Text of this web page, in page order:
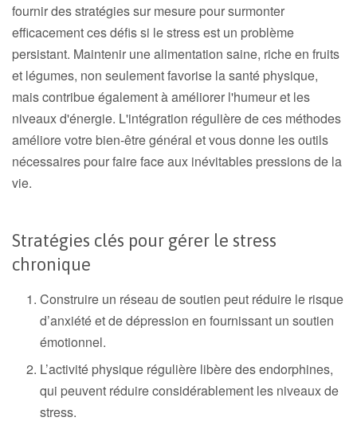
fournir des stratégies sur mesure pour surmonter
efficacement ces défis si le stress est un problème
persistant. Maintenir une alimentation saine, riche en fruits
et légumes, non seulement favorise la santé physique,
mais contribue également à améliorer l'humeur et les
niveaux d'énergie. L'intégration régulière de ces méthodes
améliore votre bien-être général et vous donne les outils
nécessaires pour faire face aux inévitables pressions de la
vie.
Stratégies clés pour gérer le stress
chronique
Construire un réseau de soutien peut réduire le risque
d’anxiété et de dépression en fournissant un soutien
émotionnel.
L’activité physique régulière libère des endorphines,
qui peuvent réduire considérablement les niveaux de
stress.